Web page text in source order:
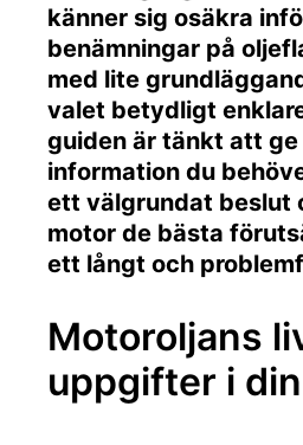
känner sig osäkra
benämningar på
med lite
valet betydligt
guiden är tänkt att
information du
ett välgrundat beslut
motor de bästa
ett långt och
Motoroljans
uppgifter i